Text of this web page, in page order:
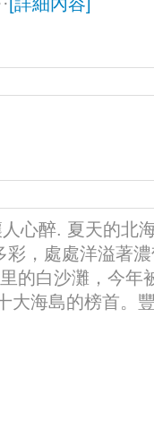
心醉. 夏天的北
，處處洋溢著
的白沙灘，今年
大海島的榜首。